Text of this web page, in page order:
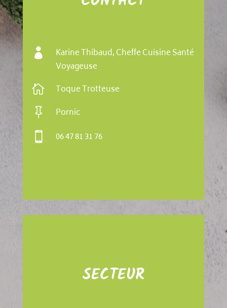

Karine Thibaud, Cheffe Cuisine Santé
Voyageuse
 Toque Trotteuse
 Pornic
 06 47 81 31 76
SECTEUR